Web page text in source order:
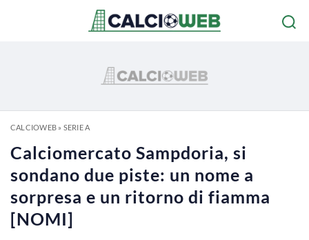
CALCIOWEB» SERIE A
Calciomercato Sampdoria, si
sondano due piste: un nome a
sorpresa e un ritorno di fiamma
[NOMI]